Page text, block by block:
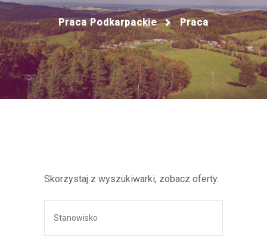
Praca Podkarpackie Praca
Skorzystaj z wyszukiwarki, zobacz oferty.